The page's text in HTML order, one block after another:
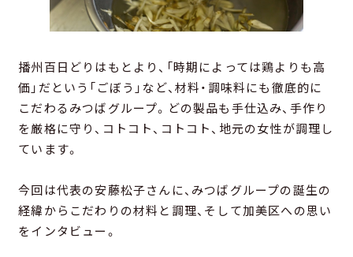
播州百日どりはもとより、「時期によっては鶏よりも高
価」だという「ごぼう」など、材料・調味料にも徹底的に
こだわるみつばグループ。どの製品も手仕込み、手作り
を厳格に守り、コトコト、コトコト、地元の女性が調理し
ています。
今回は代表の安藤松子さんに、みつばグループの誕生の
経緯からこだわりの材料と調理、そして加美区への思い
をインタビュー。